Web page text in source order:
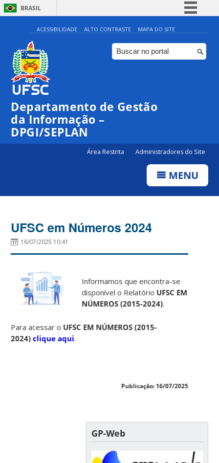
BRASIL
Simplifique!
Comunica BR
Participe
Canais
ACESSIBILIDADE ALTO CONTRASTE MAPA DO SITE
Departamento de Gestão
da Informação –
DPGI/SEPLAN
Área Restrita Administradores do Site
MENU
UFSC em Números 2024
16/07/2025 10:41
Informamos que encontra-se
disponível o Relatório UFSC EM
NÚMEROS (2015-2024).
Para acessar o UFSC EM NÚMEROS (2015-
2024) clique aqui.
Publicação: 16/07/2025
GP-Web